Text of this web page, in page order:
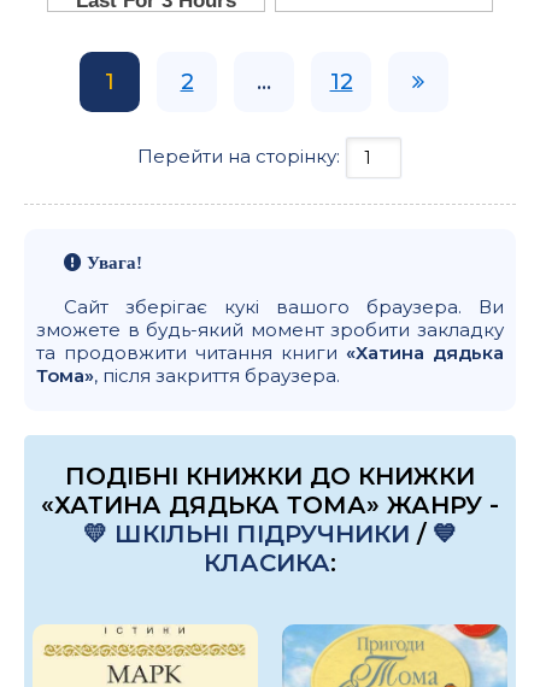
1 2 ... 12
Перейти на сторінку:
Увага!
Сайт зберігає кукі вашого браузера. Ви
зможете в будь-який момент зробити закладку
та продовжити читання книги «Хатина дядька
Тома», після закриття браузера.
ПОДІБНІ КНИЖКИ ДО КНИЖКИ
«ХАТИНА ДЯДЬКА ТОМА» ЖАНРУ -
💛 ШКІЛЬНІ ПІДРУЧНИКИ / 💙
КЛАСИКА: